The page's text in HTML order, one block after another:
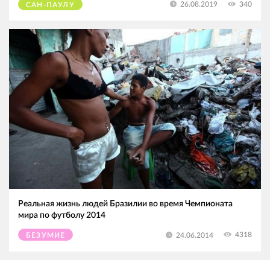
САН-ПАУЛУ 26.08.2019 340
Реальная жизнь людей Бразилии во время Чемпионата
мира по футболу 2014
БЕЗУМИЕ 24.06.2014 4318